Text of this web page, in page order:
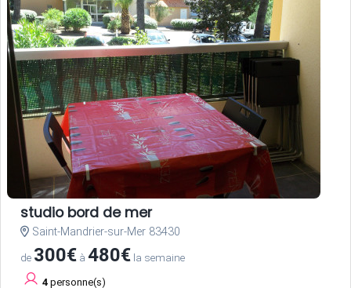
studio bord de mer
Saint-Mandrier-sur-Mer 83430
de 300€ à 480€ la semaine
4 personne(s)